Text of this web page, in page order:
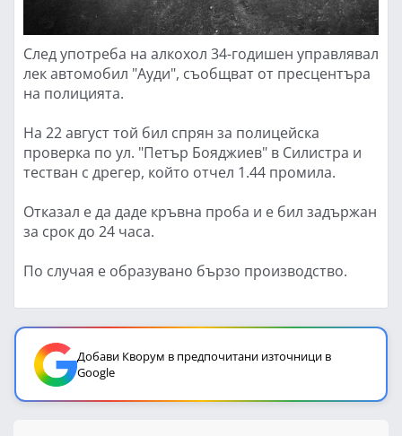
След употреба на алкохол 34-годишен управлявал
лек автомобил "Ауди", съобщват от пресцентъра
на полицията.
На 22 август той бил спрян за полицейска
проверка по ул. "Петър Бояджиев" в Силистра и
тестван с дрегер, който отчел 1.44 промила.
Отказал е да даде кръвна проба и е бил задържан
за срок до 24 часа.
По случая е образувано бързо производство.
Добави Кворум в предпочитани източници в
Google